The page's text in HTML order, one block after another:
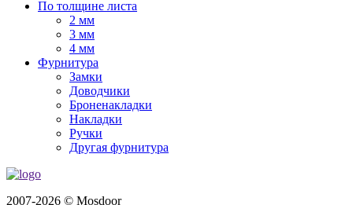
По толщине листа
2 мм
3 мм
4 мм
Фурнитура
Замки
Доводчики
Броненакладки
Накладки
Ручки
Другая фурнитура
2007-2026 © Mosdoor